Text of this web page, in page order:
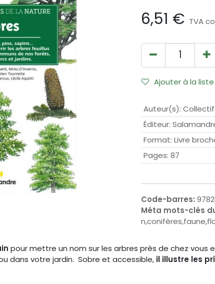
6,51 € TVA
Ajouter à la
Auteur(s): Collectif
Éditeur:
Format: Livre
Pages: 87
Code-barres:
Méta mots-clés
pour mettre un nom sur les arbres près de chez
dans votre jardin. Sobre et accessible, il illustre les